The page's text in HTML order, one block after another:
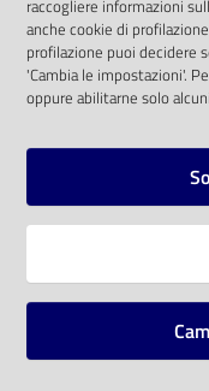
Chiedi al
bibliotecario
SOCIAL
Vai alla pagina
Mappa del sito
raccogliere informazioni
anche cookie di
profilazione puoi decidere
'Cambia le impostazioni'.
oppure abilitarne solo